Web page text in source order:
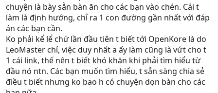
chuyện là bày sẵn bàn ăn cho các bạn vào chén. Cái t
làm là định hướng, chỉ ra 1 con đường gần nhất với đáp
án các bạn cần.
Ko phải kể lể chứ lần đầu tiên t biết tới OpenKore là do
LeoMaster chỉ, việc duy nhất a ấy làm cũng là vứt cho t
1 cái link, thế nên t biết khó khăn khi phải tìm hiểu từ
đầu nó ntn. Các bạn muốn tìm hiểu, t sẵn sàng chia sẻ
điều t biết nhưng ko bao h có chuyện dọn bàn cho các